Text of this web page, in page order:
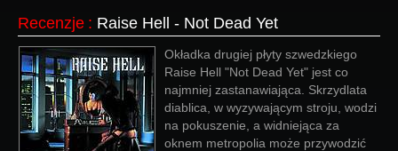
Recenzje : Raise Hell - Not Dead Yet
Okładka drugiej płyty szwedzkiego
Raise Hell "Not Dead Yet" jest co
najmniej zastanawiająca. Skrzydlata
diablica, w wyzywającym stroju, wodzi
na pokuszenie, a widniejąca za
oknem metropolia może przywodzić